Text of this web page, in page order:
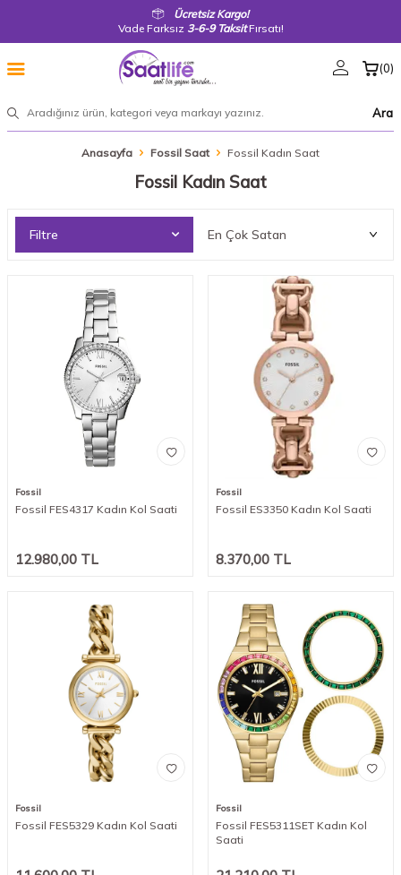
Ücretsiz Kargo!
Vade Farksız 3-6-9 TaksitFırsatı!
Ara
(0)
Anasayfa Fossil Saat Fossil Kadın Saat
Fossil Kadın Saat
Filtre
Fossil
Fossil FES4317 Kadın Kol Saati
12.980,00 TL
Fossil
Fossil ES3350 Kadın Kol Saati
8.370,00 TL
Fossil
Fossil FES5329 Kadın Kol Saati
Fossil
Fossil FES5311SET Kadın Kol
Saati